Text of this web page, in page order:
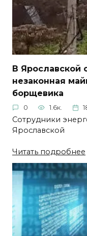
В Ярославской
незаконная
борщевика
0 1.6к.
Сотрудники
Ярославской
Читать подробнее